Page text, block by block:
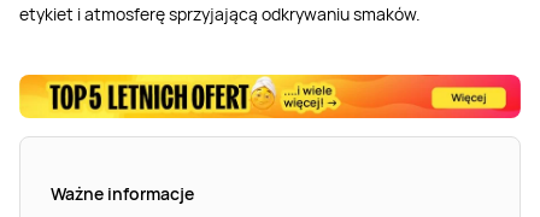
etykiet i atmosferę sprzyjającą odkrywaniu smaków.
Ważne informacje